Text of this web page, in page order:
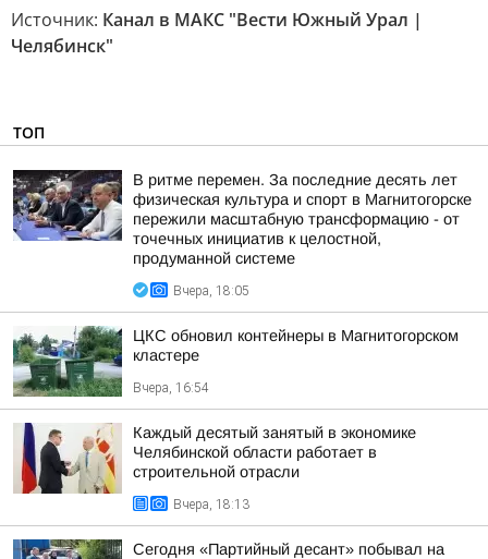
Источник: Канал в МАКС "Вести Южный Урал |
Челябинск"
ТОП
В ритме перемен. За последние десять лет
физическая культура и спорт в Магнитогорске
пережили масштабную трансформацию - от
точечных инициатив к целостной,
продуманной системе
Вчера, 18:05
ЦКС обновил контейнеры в Магнитогорском
кластере
Вчера, 16:54
Каждый десятый занятый в экономике
Челябинской области работает в
строительной отрасли
Вчера, 18:13
Сегодня «Партийный десант» побывал на